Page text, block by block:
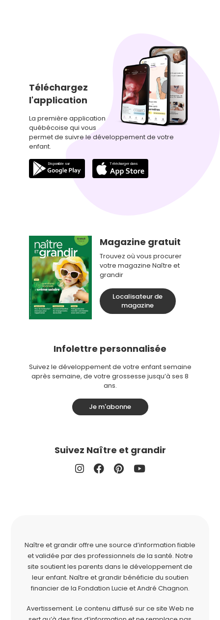
Téléchargez
l'application
La première application
québécoise qui vous
permet de suivre le développement de votre
enfant.
Magazine gratuit
Trouvez où vous procurer
votre magazine Naître et
grandir
Localisateur de
magazine
Infolettre personnalisée
Suivez le développement de votre enfant semaine
après semaine, de votre grossesse jusqu’à ses 8
ans.
Je m'abonne
Suivez Naître et grandir
Naître et grandir offre une source d’information fiable
et validée par des professionnels de la santé. Notre
site soutient les parents dans le développement de
leur enfant. Naître et grandir bénéficie du soutien
financier de la Fondation Lucie et André Chagnon.
Avertissement. Le contenu diffusé sur ce site Web ne